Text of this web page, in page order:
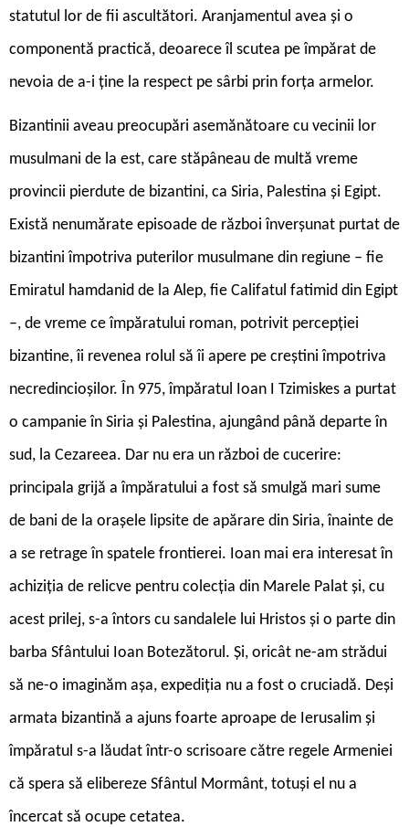
statutul lor de fii ascultători. Aranjamentul avea și o
componentă practică, deoarece îl scutea pe împărat de
nevoia de a-i ține la respect pe sârbi prin forța armelor.
Bizantinii aveau preocupări asemănătoare cu vecinii lor
musulmani de la est, care stăpâneau de multă vreme
provincii pierdute de bizantini, ca Siria, Palestina și Egipt.
Există nenumărate episoade de război înverșunat purtat de
bizantini împotriva puterilor musulmane din regiune – fie
Emiratul hamdanid de la Alep, fie Califatul fatimid din Egipt
–, de vreme ce împăratului roman, potrivit percepției
bizantine, îi revenea rolul să îi apere pe creștini împotriva
necredincioșilor. În 975, împăratul Ioan I Tzimiskes a purtat
o campanie în Siria și Palestina, ajungând până departe în
sud, la Cezareea. Dar nu era un război de cucerire:
principala grijă a împăratului a fost să smulgă mari sume
de bani de la orașele lipsite de apărare din Siria, înainte de
a se retrage în spatele frontierei. Ioan mai era interesat în
achiziția de relicve pentru colecția din Marele Palat și, cu
acest prilej, s-a întors cu sandalele lui Hristos și o parte din
barba Sfântului Ioan Botezătorul. Și, oricât ne-am strădui
să ne-o imaginăm așa, expediția nu a fost o cruciadă. Deși
armata bizantină a ajuns foarte aproape de Ierusalim și
împăratul s-a lăudat într-o scrisoare către regele Armeniei
că spera să elibereze Sfântul Mormânt, totuși el nu a
încercat să ocupe cetatea.